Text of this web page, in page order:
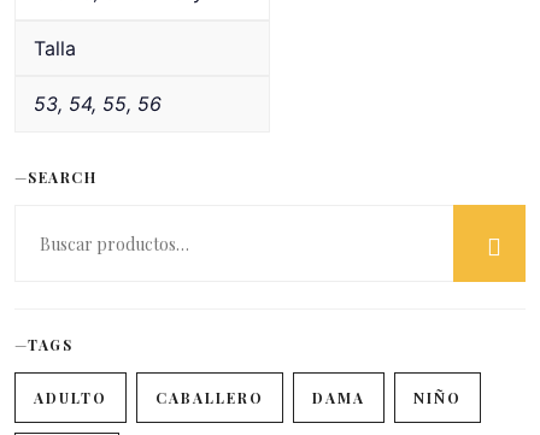
Talla
53, 54, 55, 56
SEARCH
TAGS
ADULTO CABALLERO DAMA NIÑO